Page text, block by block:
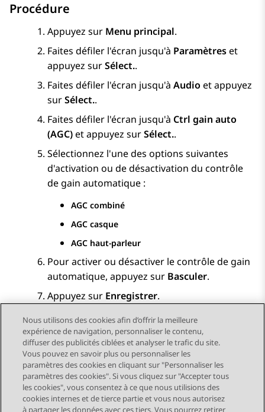
Procédure
Appuyez sur Menu principal.
Faites défiler l'écran jusqu'à Paramètreset
appuyez surSélect..
Faites défiler l'écran jusqu'à Audio et appuyez
surSélect..
Faites défiler l'écran jusqu'à Ctrl gain auto
(AGC)et appuyez surSélect..
Sélectionnez l'une des options suivantes
d'activation ou de désactivation du contrôle
de gain automatique :
AGC combiné
AGC casque
AGC haut-parleur
Pour activer ou désactiver le contrôle de gain
automatique, appuyez sur Basculer.
Appuyez sur Enregistrer.
Send Feedback
Nous utilisons des cookies afin d’offrir la meilleure
expérience de navigation, personnaliser le contenu,
diffuser des publicités ciblées et analyser le trafic du site.
Vous pouvez en savoir plus ou personnaliser les
paramètres des cookies en cliquant sur "Personnaliser les
paramètres des cookies". Si vous cliquez sur "Accepter tous
les cookies", vous consentez à ce que nous utilisions des
cookies internes et de tierce partie et vous nous autorisez
à partager les données avec ces tiers. Vous pourrez retirer